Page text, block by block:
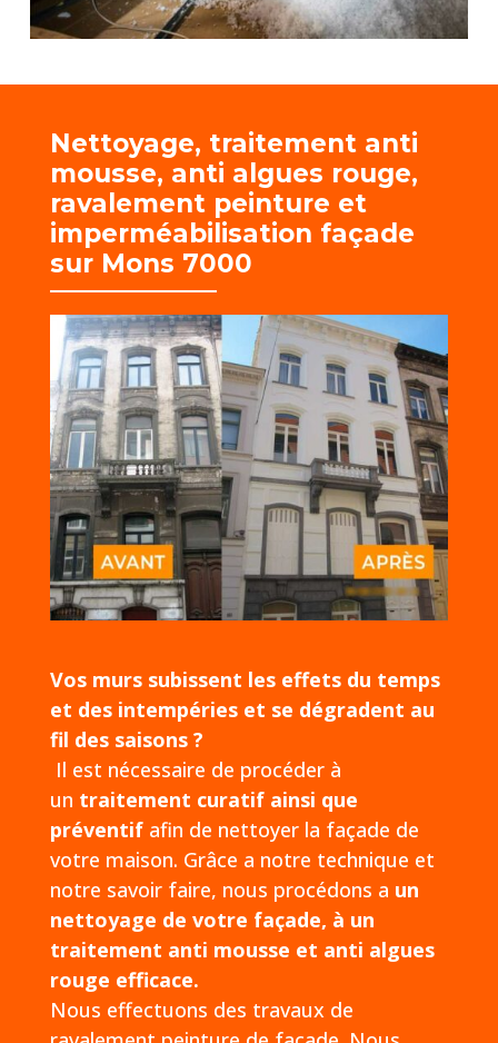
Nettoyage, traitement anti
mousse, anti algues rouge,
ravalement peinture et
imperméabilisation façade
sur Mons 7000
Vos murs subissent les effets du temps
et des intempéries et se dégradent au
fil des saisons ?
Il est nécessaire de procéder à
un traitement curatif ainsi que
préventifafin de nettoyer la façade de
votre maison. Grâce a notre technique et
notre savoir faire, nous procédons a un
nettoyage de votre façade, à un
traitement anti mousse et anti algues
rouge efficace.
Nous effectuons des travaux de